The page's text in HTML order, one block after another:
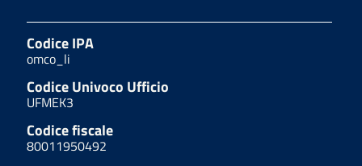
Codice IPA
omco_li
Codice Univoco Ufficio
UFMEK3
Codice fiscale
80011950492